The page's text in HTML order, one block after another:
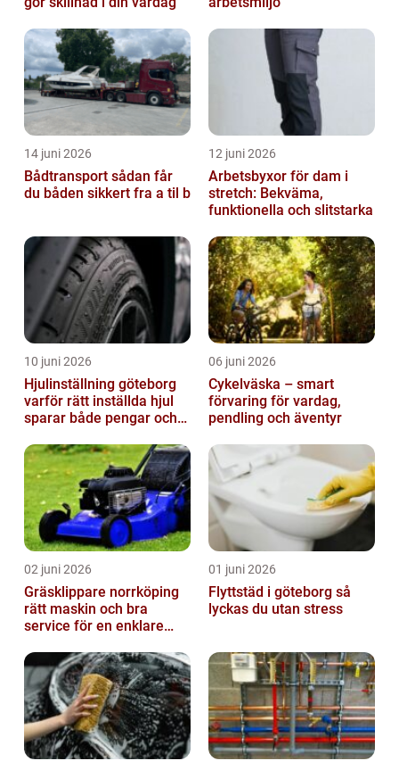
14 juni 2026
Bådtransport sådan får
du båden sikkert fra a til b
12 juni 2026
Arbetsbyxor för dam i
stretch: Bekväma,
funktionella och slitstarka
10 juni 2026
Hjulinställning göteborg
varför rätt inställda hjul
sparar både pengar och
06 juni 2026
Cykelväska – smart
förvaring för vardag,
pendling och äventyr
02 juni 2026
Gräsklippare norrköping
rätt maskin och bra
service för en enklare
01 juni 2026
Flyttstäd i göteborg så
lyckas du utan stress